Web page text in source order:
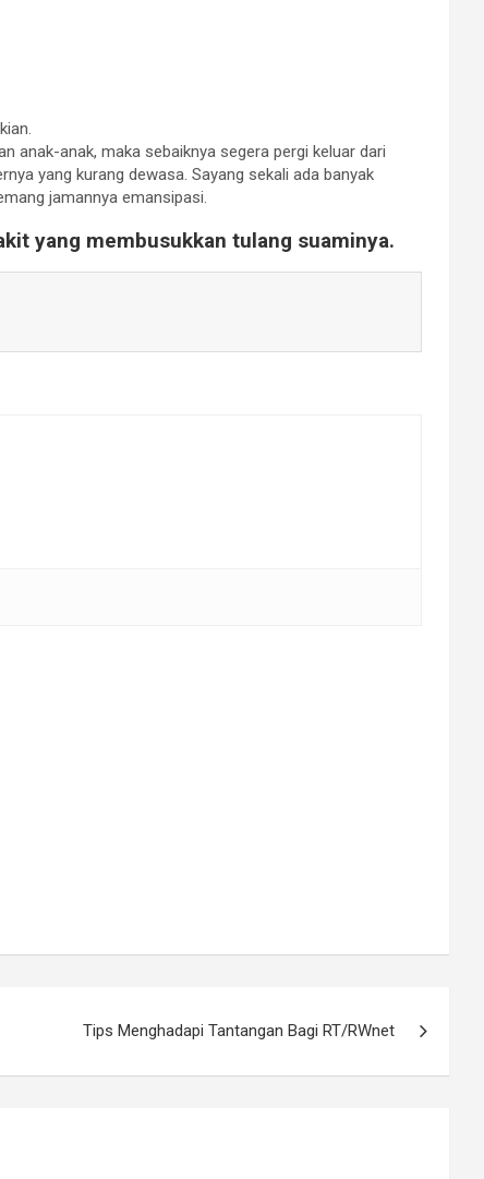
anak-anak, maka sebaiknya segera pergi keluar dari
yang kurang dewasa. Sayang sekali ada banyak
jamannya emansipasi.
yang membusukkan tulang suaminya.
Tips Menghadapi Tantangan Bagi RT/RWnet